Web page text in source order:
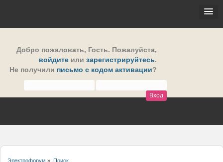
Добро пожаловать, Гость. Пожалуйста,
войдите или зарегистрируйтесь.
Не получили письмо с кодом активации?
Электрофорум » Поиск